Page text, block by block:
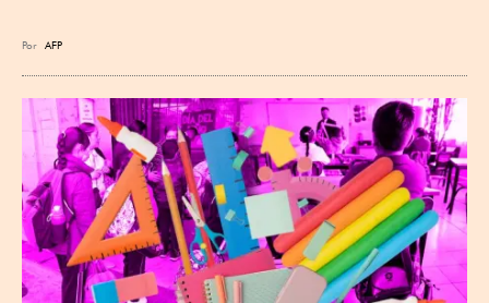
Por AFP